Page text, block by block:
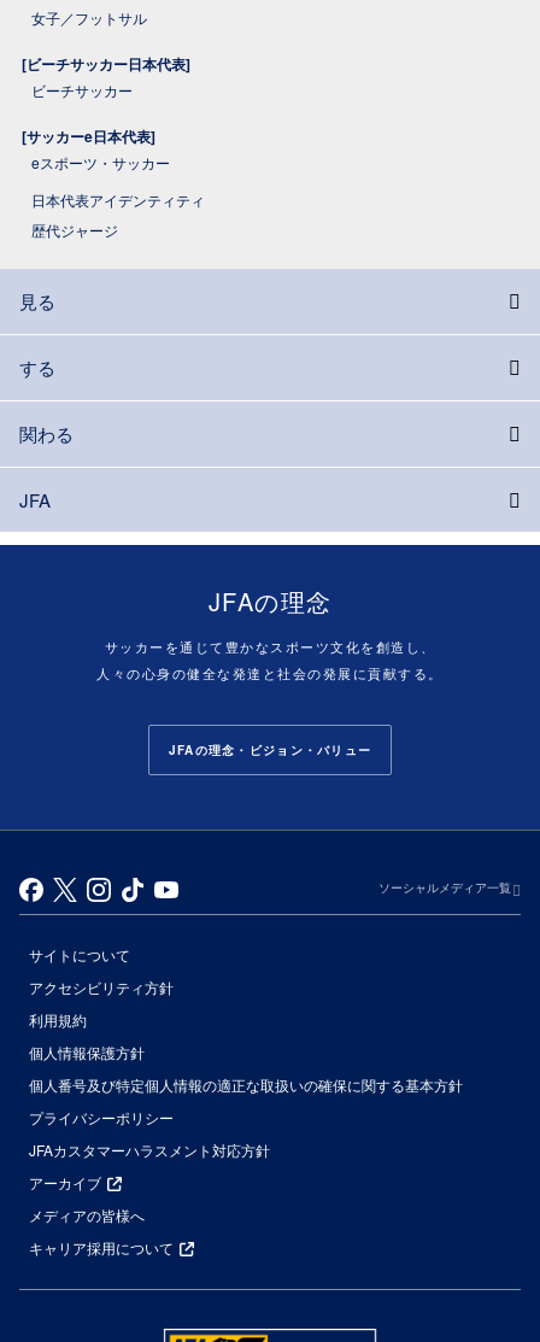
女子／フットサル
[ビーチサッカー日本代表]
ビーチサッカー
[サッカーe日本代表]
eスポーツ・サッカー
日本代表アイデンティティ
歴代ジャージ
見る
する
関わる
JFA
JFAの理念
サッカーを通じて豊かなスポーツ文化を創造し、
人々の心身の健全な発達と社会の発展に貢献する。
JFAの理念・ビジョン・バリュー
ソーシャルメディア一覧
サイトについて
アクセシビリティ方針
利用規約
個人情報保護方針
個人番号及び特定個人情報の適正な取扱いの確保に関する基本方針
プライバシーポリシー
JFAカスタマーハラスメント対応方針
アーカイブ
メディアの皆様へ
キャリア採用について